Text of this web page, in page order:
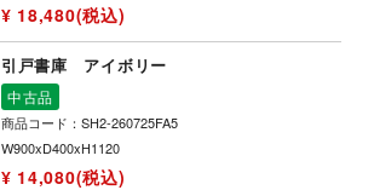
¥ 18,480(税込)
引戸書庫 アイボリー
中古品
商品コード：SH2-260725FA5
W900xD400xH1120
¥ 14,080(税込)